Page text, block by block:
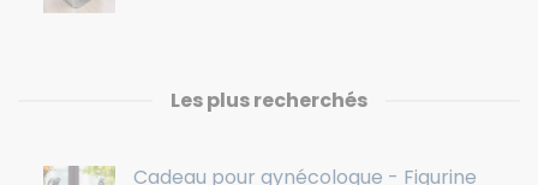
Les plus recherchés
Cadeau pour gynécologue - Figurine